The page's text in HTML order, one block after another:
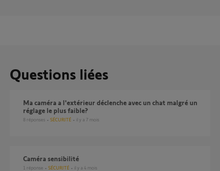
Questions liées
Ma caméra a l'extérieur déclenche avec un chat malgré un
réglage le plus faible?
8 réponses SÉCURITÉ il y a 7 mois
Caméra sensibilité
1 réponse SÉCURITÉ il y a 4 mois